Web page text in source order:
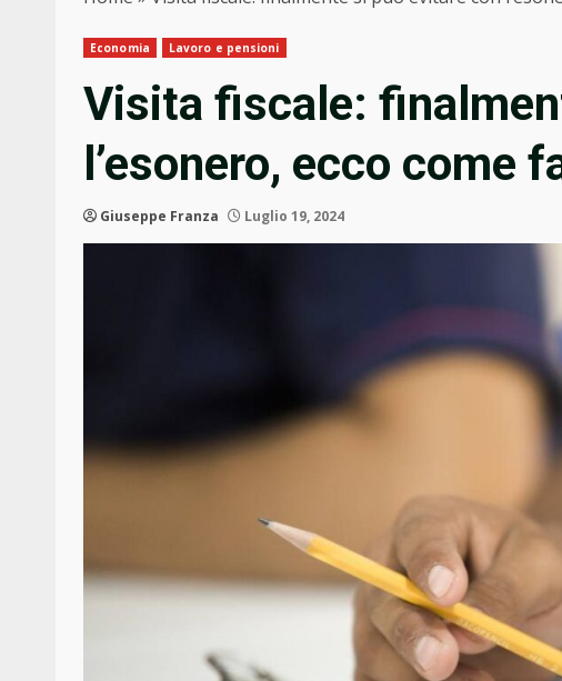
Economia Lavoro e pensioni
Visita fiscale:
l’esonero, ecco come
Giuseppe Franza Luglio 19, 2024